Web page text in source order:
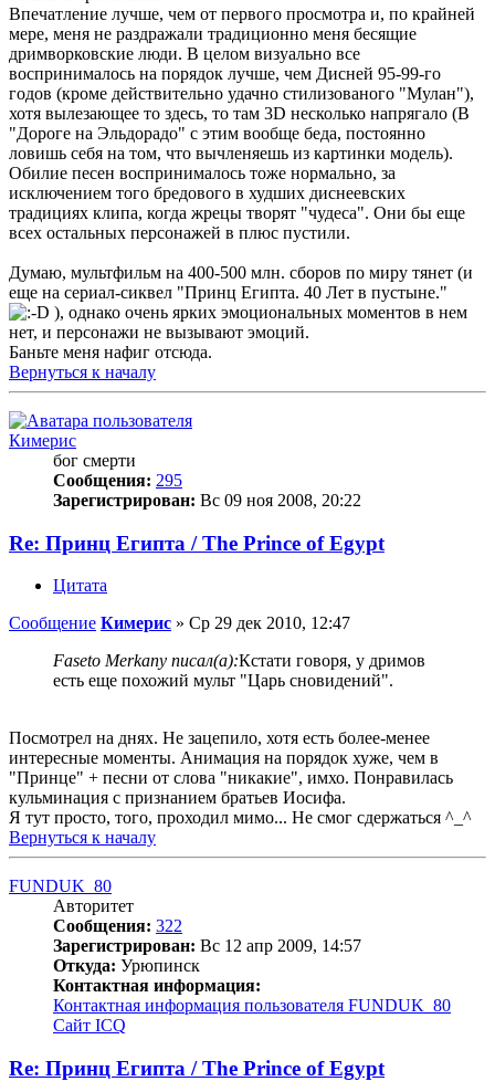
Впечатление лучше, чем от первого просмотра и, по крайней
мере, меня не раздражали традиционно меня бесящие
дримворковские люди. В целом визуально все
воспринималось на порядок лучше, чем Дисней 95-99-го
годов (кроме действительно удачно стилизованого "Мулан"),
хотя вылезающее то здесь, то там 3D несколько напрягало (В
"Дороге на Эльдорадо" с этим вообще беда, постоянно
ловишь себя на том, что вычленяешь из картинки модель).
Обилие песен воспринималось тоже нормально, за
исключением того бредового в худших диснеевских
традициях клипа, когда жрецы творят "чудеса". Они бы еще
всех остальных персонажей в плюс пустили.
Думаю, мультфильм на 400-500 млн. сборов по миру тянет (и
еще на сериал-сиквел "Принц Египта. 40 Лет в пустыне."
), однако очень ярких эмоциональных моментов в нем
нет, и персонажи не вызывают эмоций.
Баньте меня нафиг отсюда.
Вернуться к началу
Кимерис
бог смерти
Сообщения: 295
Зарегистрирован: Вс 09 ноя 2008, 20:22
Re: Принц Египта / The Prince of Egypt
Цитата
Сообщение Кимерис » Ср 29 дек 2010, 12:47
Faseto Merkany писал(а):Кстати говоря, у дримов
есть еще похожий мульт "Царь сновидений".
Посмотрел на днях. Не зацепило, хотя есть более-менее
интересные моменты. Анимация на порядок хуже, чем в
"Принце" + песни от слова "никакие", имхо. Понравилась
кульминация с признанием братьев Иосифа.
Я тут просто, того, проходил мимо... Не смог сдержаться ^_^
Вернуться к началу
FUNDUK_80
Авторитет
Сообщения: 322
Зарегистрирован: Вс 12 апр 2009, 14:57
Откуда: Урюпинск
Контактная информация:
Контактная информация пользователя FUNDUK_80
Сайт ICQ
Re: Принц Египта / The Prince of Egypt